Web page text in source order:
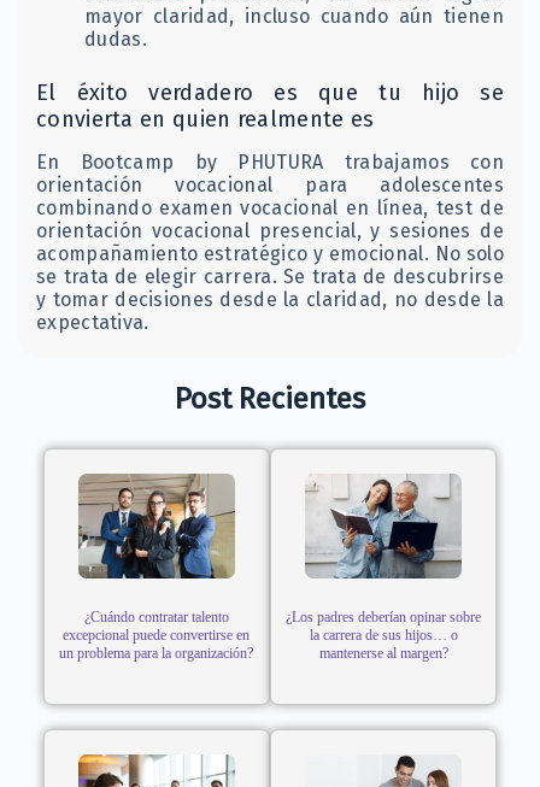
mayor claridad, incluso cuando aún tienen
dudas.
El éxito verdadero es que tu hijo se
convierta en quien realmente es
En Bootcamp by PHUTURA trabajamos con
orientación vocacional para adolescentes
combinando examen vocacional en línea, test de
orientación vocacional presencial, y sesiones de
acompañamiento estratégico y emocional. No solo
se trata de elegir carrera. Se trata de descubrirse
y tomar decisiones desde la claridad, no desde la
expectativa.
Post Recientes
¿Cuándo contratar talento
excepcional puede convertirse en
un problema para la organización?
¿Los padres deberían opinar sobre
la carrera de sus hijos… o
mantenerse al margen?